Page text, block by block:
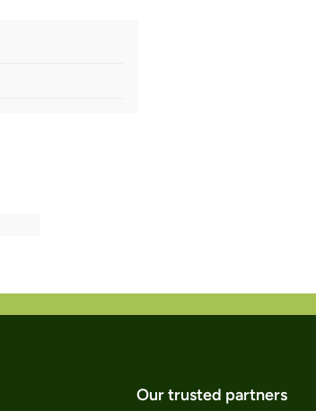
Our trusted partners